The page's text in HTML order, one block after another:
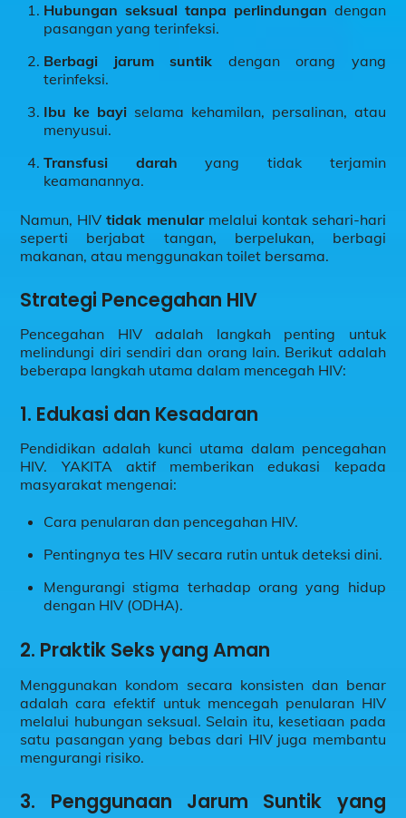
Hubungan seksual tanpa perlindungan dengan
pasangan yang terinfeksi.
Berbagi jarum suntik dengan orang yang
terinfeksi.
Ibu ke bayiselama kehamilan, persalinan, atau
menyusui.
Transfusi darah yang tidak terjamin
keamanannya.
Namun, HIVtidak menularmelalui kontak sehari-hari
seperti berjabat tangan, berpelukan, berbagi
makanan, atau menggunakan toilet bersama.
Strategi Pencegahan HIV
Pencegahan HIV adalah langkah penting untuk
melindungi diri sendiri dan orang lain. Berikut adalah
beberapa langkah utama dalam mencegah HIV:
1. Edukasi dan Kesadaran
Pendidikan adalah kunci utama dalam pencegahan
HIV. YAKITA aktif memberikan edukasi kepada
masyarakat mengenai:
Cara penularan dan pencegahan HIV.
Pentingnya tes HIV secara rutin untuk deteksi dini.
Mengurangi stigma terhadap orang yang hidup
dengan HIV (ODHA).
2. Praktik Seks yang Aman
Menggunakan kondom secara konsisten dan benar
adalah cara efektif untuk mencegah penularan HIV
melalui hubungan seksual. Selain itu, kesetiaan pada
satu pasangan yang bebas dari HIV juga membantu
mengurangi risiko.
3. Penggunaan Jarum Suntik yang